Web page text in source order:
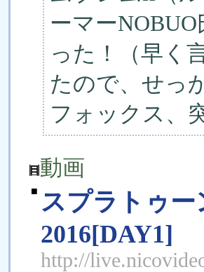
ーマー
った！（早く
たので、せっ
フォックス、
動画
■ スプラトゥー
2016[DAY1]
http://